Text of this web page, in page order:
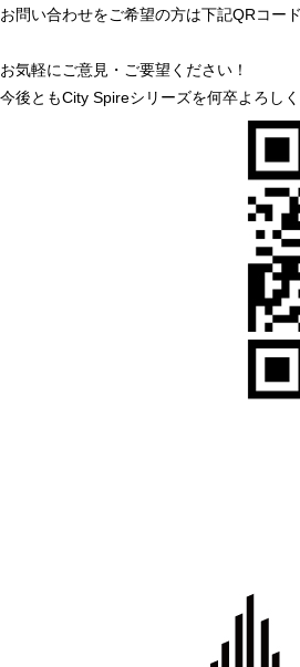
お問い合わせをご希望の方は下記QRコー
お気軽にご意見・ご要望ください！
今後ともCity Spireシリーズを何卒よろし